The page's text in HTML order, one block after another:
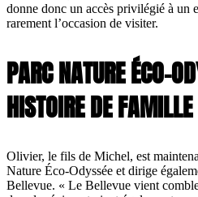
donne donc un accès privilégié à un
rarement l’occasion de visiter.
PARC NATURE ÉCO-
HISTOIRE DE FAMILLE
Olivier, le fils de Michel, est
Nature Éco-Odyssée et dirige
Bellevue. « Le Bellevue vient